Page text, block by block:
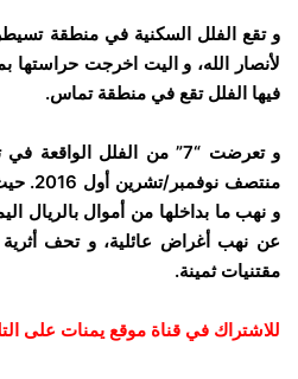
و تقع الفلل السكنية في منطقة تسيطر
لأنصار الله، و اليت اخرجت حراستها
فيها الفلل تقع في منطقة تماس.
و تعرضت “7” من الفلل
منتصف
و نهب ما بداخلها من أموال بالريال
عن نهب أغراض عائلية، و تحف
مقتنيات ثمينة.
للاشتراك في قناة موقع يمنات على